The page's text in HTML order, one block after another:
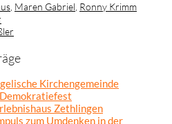
Maren Gabriel Ronny Krimm
Kirchengemeinde
Zethlingen
zum Umdenken in der